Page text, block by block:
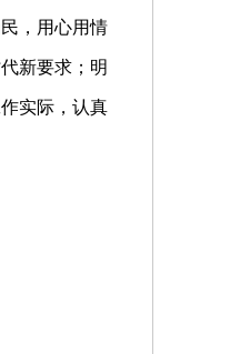
，用心用情
新要求；明
实际，认真